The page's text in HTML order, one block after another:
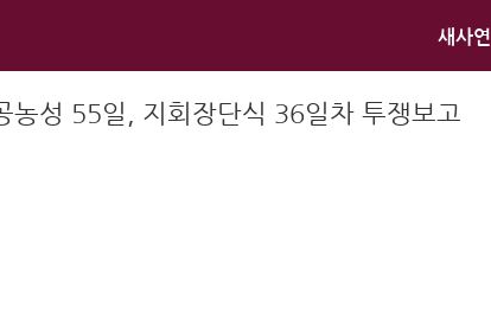
새사연
농성 55일, 지회장단식 36일차 투쟁보고